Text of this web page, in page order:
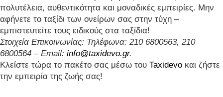
πολυτέλεια, αυθεντικότητα και μοναδικές εμπειρίες. Μην
αφήνετε το ταξίδι των ονείρων σας στην τύχη –
εμπιστευτείτε τους ειδικούς στα ταξίδια!
Στοιχεία Επικοινωνίας: Τηλέφωνα: 210 6800563, 210
6800564 – Email: info@taxidevo.gr.
Κλείστε τώρα το πακέτο σας μέσω του Taxidevo και ζήστε
την εμπειρία της ζωής σας!